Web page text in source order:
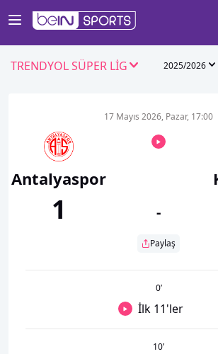
TRENDYOL SÜPER LİG 2025/2026
Antalyaspor
1
17 Mayıs 2026, Pazar, 17:00
-
Paylaş
0’
İlk 11'ler
10’